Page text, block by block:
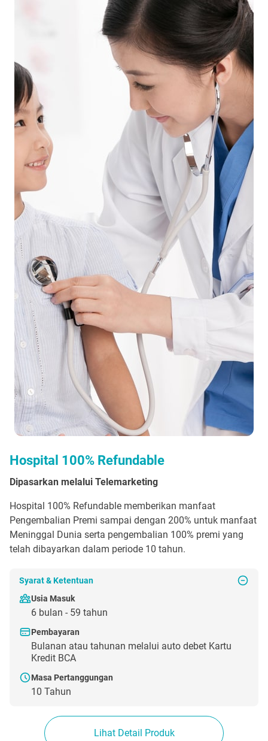
Hospital 100% Refundable
Dipasarkan melalui Telemarketing
Hospital 100% Refundable memberikan manfaat
Pengembalian Premi sampai dengan 200% untuk manfaat
Meninggal Dunia serta pengembalian 100% premi yang
telah dibayarkan dalam periode 10 tahun.
Syarat & Ketentuan
Usia Masuk
6 bulan - 59 tahun
Pembayaran
Bulanan atau tahunan melalui auto debet Kartu
Kredit BCA
Masa Pertanggungan
10 Tahun
Lihat Detail Produk